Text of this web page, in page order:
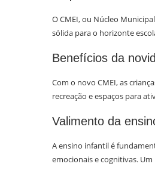
O CMEI, ou Núcleo
sólida para o horizonte
Benefícios da
Com o novo CMEI, as
recreação e espaços para
Valimento da
A ensino infantil é
emocionais e cognitivas.